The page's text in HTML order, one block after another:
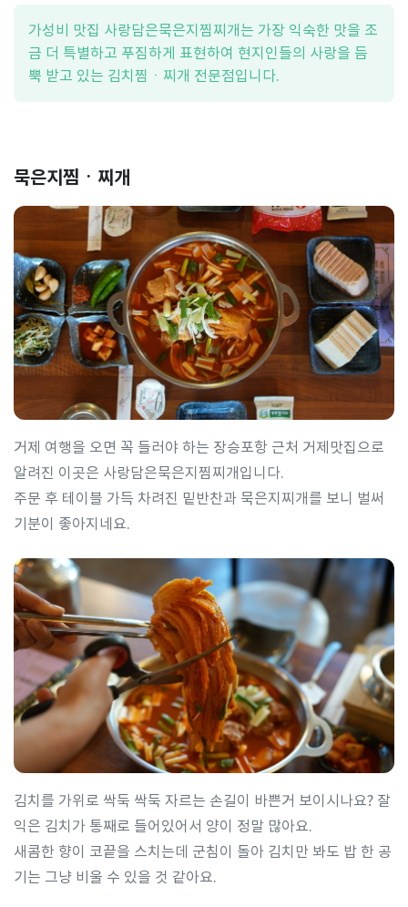
가성비 맛집 사랑담은묵은지찜찌개는 가장 익숙한 맛을 조
금 더 특별하고 푸짐하게 표현하여 현지인들의 사랑을 듬
뿍 받고 있는 김치찜ㆍ찌개 전문점입니다.
묵은지찜ㆍ찌개
거제 여행을 오면 꼭 들러야 하는 장승포항 근처 거제맛집으로
알려진 이곳은 사랑담은묵은지찜찌개입니다.
주문 후 테이블 가득 차려진 밑반찬과 묵은지찌개를 보니 벌써
기분이 좋아지네요.
김치를 가위로 싹둑 싹둑 자르는 손길이 바쁜거 보이시나요? 잘
익은 김치가 통째로 들어있어서 양이 정말 많아요.
새콤한 향이 코끝을 스치는데 군침이 돌아 김치만 봐도 밥 한 공
기는 그냥 비울 수 있을 것 같아요.